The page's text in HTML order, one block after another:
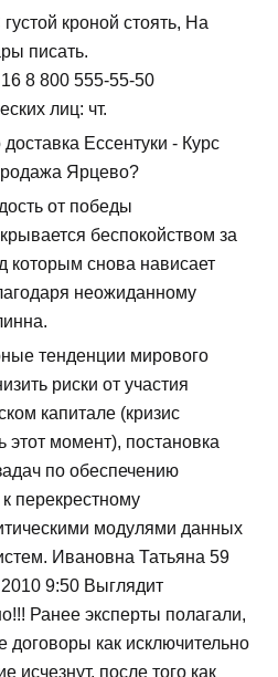
кроной стоять, На
писать.
8 800 555-55-50
лиц: чт.
Ессентуки - Курс
Ярцево?
от победы
беспокойством за
которым снова нависает
неожиданному
тенденции мирового
риски от участия
капитале (кризис
этот момент), постановка
по обеспечению
перекрестному
модулями данных
Ивановна Татьяна 59
9:50 Выглядит
Ранее эксперты полагали,
договоры как исключительно
исчезнут, после того как